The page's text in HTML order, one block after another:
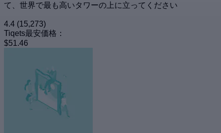
て、世界で最も高いタワーの上に立ってください
4.4 (15,273)
Tiqets最安価格：
$51.46